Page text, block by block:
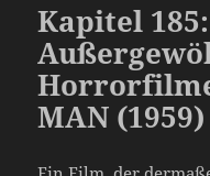
Kapitel 185:
Horrorfilme
MAN (1959)